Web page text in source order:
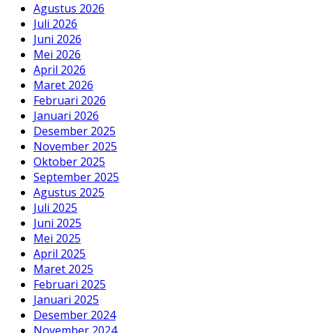
Agustus 2026
Juli 2026
Juni 2026
Mei 2026
April 2026
Maret 2026
Februari 2026
Januari 2026
Desember 2025
November 2025
Oktober 2025
September 2025
Agustus 2025
Juli 2025
Juni 2025
Mei 2025
April 2025
Maret 2025
Februari 2025
Januari 2025
Desember 2024